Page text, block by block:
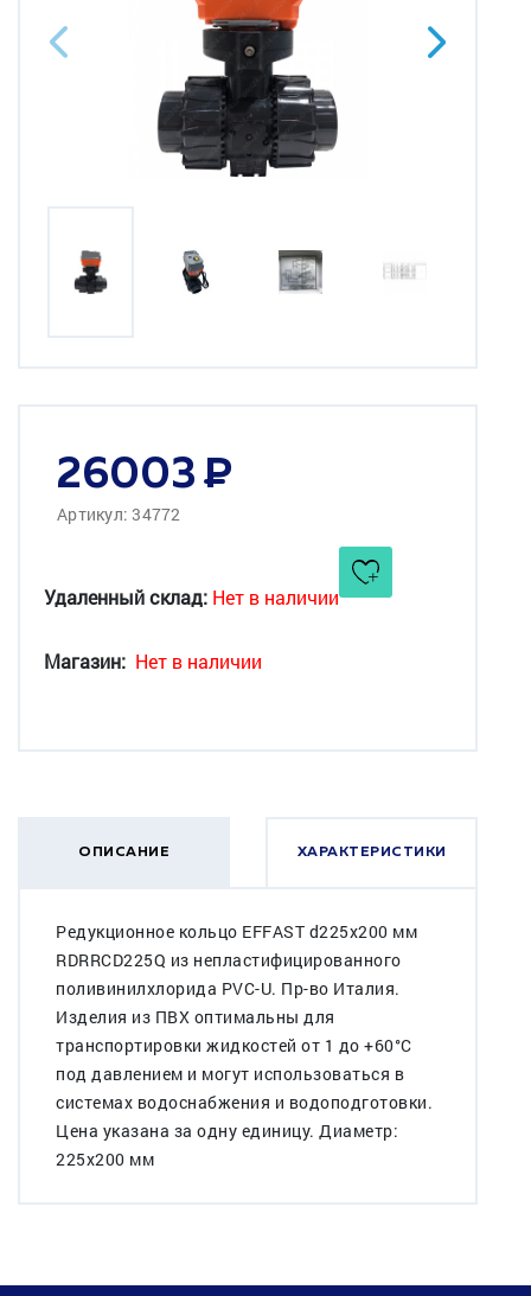
26003
Артикул: 34772
Удаленный склад: Нет в наличии
Магазин: Нет в наличии
ОПИСАНИЕ ХАРАКТЕРИСТИКИ
Редукционное кольцо EFFAST d225x200 мм
RDRRCD225Q из непластифицированного
поливинилхлорида PVC-U. Пр-во Италия.
Изделия из ПВХ оптимальны для
транспортировки жидкостей от 1 до +60°C
под давлением и могут использоваться в
системах водоснабжения и водоподготовки.
Цена указана за одну единицу. Диаметр:
225x200 мм